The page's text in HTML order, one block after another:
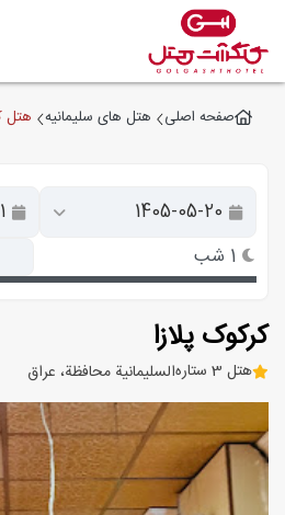
صفحه اصلی هتل های سلیمانیه هتل
کرکوک پلازا
هتل 3 ستاره السليمانية محافظة، عراق
1 شب